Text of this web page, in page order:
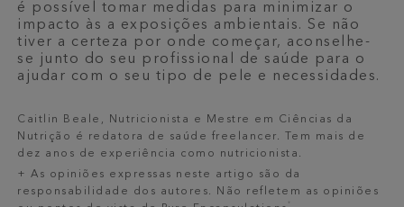
é possível tomar medidas para minimizar o
impacto às a exposições ambientais. Se não
tiver a certeza por onde começar, aconselhe-
se junto do seu profissional de saúde para o
ajudar com o seu tipo de pele e necessidades.
Caitlin Beale, Nutricionista e Mestre em Ciências da
Nutrição é redatora de saúde freelancer. Tem mais de
dez anos de experiência como nutricionista.
+ As opiniões expressas neste artigo são da
responsabilidade dos autores. Não refletem as opiniões